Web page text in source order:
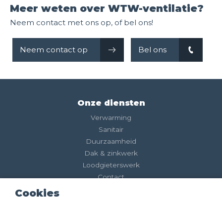
Meer weten over WTW-ventilatie?
Neem contact met ons op, of bel ons!
Neem contact op Bel ons
Cookies
Onze diensten
Verwarming
Sanitair
Duurzaamheid
Dak & zinkwerk
Loodgieterswerk
Contact